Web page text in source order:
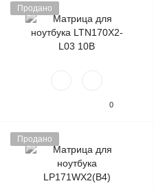
Продано
0
Продано